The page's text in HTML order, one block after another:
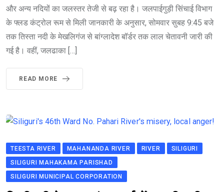
और अन्य नदियों का जलस्तर तेजी से बढ़ रहा है। जलपाईगुड़ी सिंचाई विभाग
के फ्लड कंट्रोल रूम से मिली जानकारी के अनुसार, सोमवार सुबह 9:45 बजे
तक तिस्ता नदी के मेखलिगंज से बांग्लादेश बॉर्डर तक लाल चेतावनी जारी की
गई है। वहीं, जलढाका […]
READ MORE
TEESTA RIVER MAHANANDA RIVER RIVER
SILIGURI
SILIGURI MAHAKAMA PARISHAD
SILIGURI MUNICIPAL CORPORATION